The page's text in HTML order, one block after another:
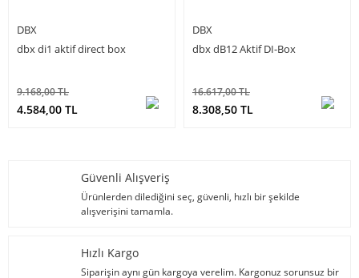
DBX
dbx di1 aktif direct box
9.168,00 TL
4.584,00 TL
DBX
dbx dB12 Aktif DI-Box
16.617,00 TL
8.308,50 TL
Güvenli Alışveriş
Ürünlerden dilediğini seç, güvenli, hızlı bir şekilde
alışverişini tamamla.
Hızlı Kargo
Siparişin aynı gün kargoya verelim. Kargonuz sorunsuz bir